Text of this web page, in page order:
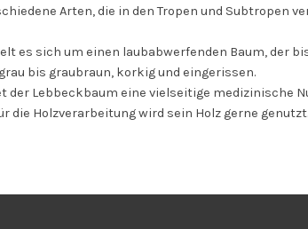
Arten, die in den Tropen und Subtropen
es sich um einen laubabwerfenden Baum, der
bis graubraun, korkig und eingerissen.
der Lebbeckbaum eine vielseitige medizinische
die Holzverarbeitung wird sein Holz gerne genutzt.